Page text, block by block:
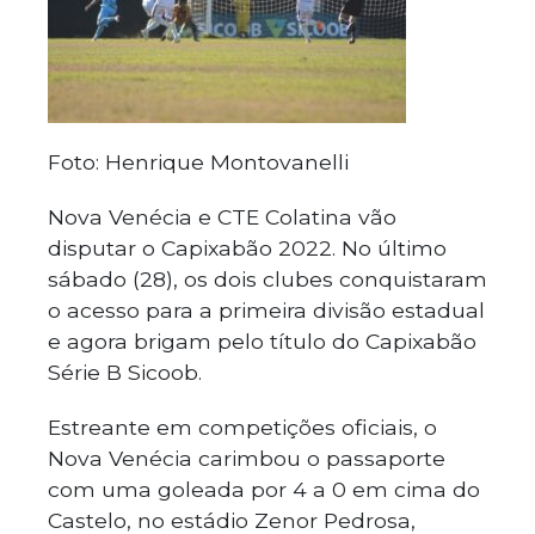
Foto: Henrique Montovanelli
Nova Venécia e CTE Colatina vão
disputar o Capixabão 2022. No último
sábado (28), os dois clubes conquistaram
o acesso para a primeira divisão estadual
e agora brigam pelo título do Capixabão
Série B Sicoob.
Estreante em competições oficiais, o
Nova Venécia carimbou o passaporte
com uma goleada por 4 a 0 em cima do
Castelo, no estádio Zenor Pedrosa,